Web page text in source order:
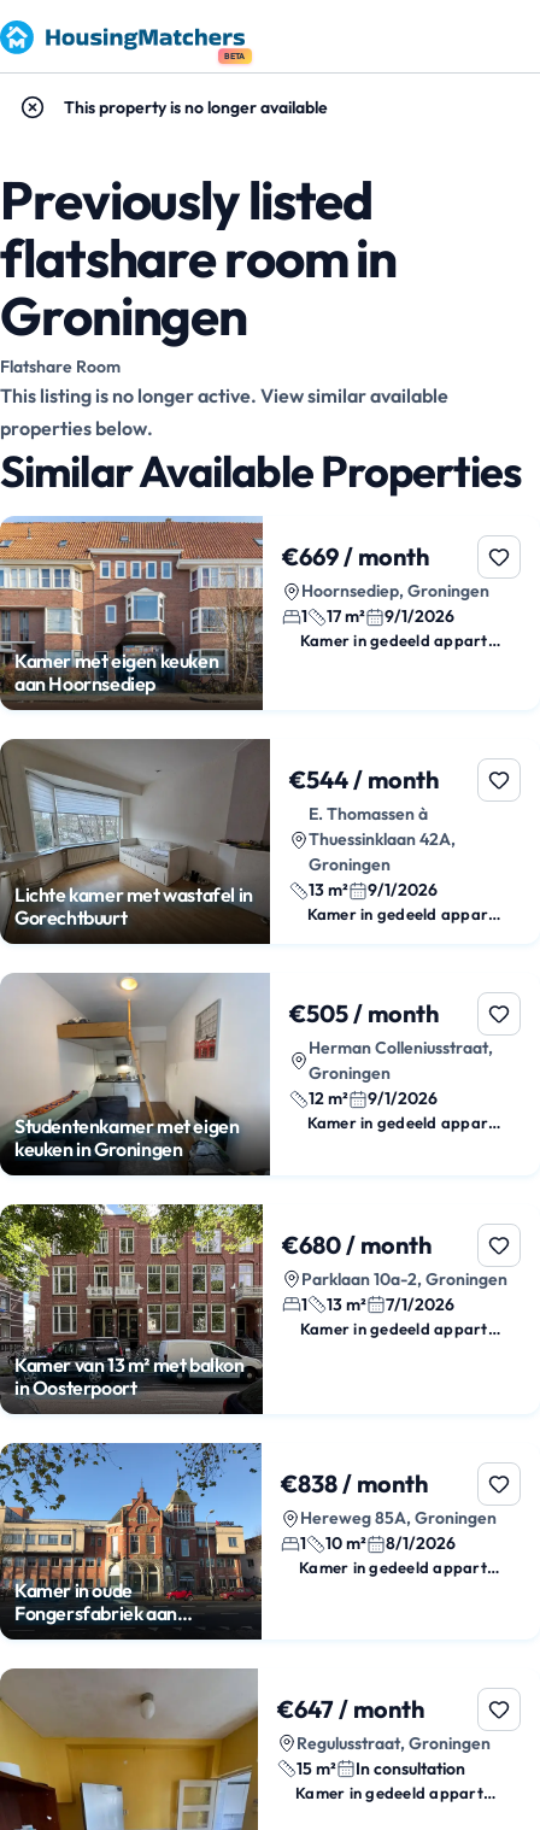
BETA
This property is no longer available
Previously listed
flatshare room in
Groningen
Flatshare Room
This listing is no longer active. View similar available
properties below.
Similar Available Properties
Kamer met eigen keuken
aan Hoornsediep
€669 / month
Hoornsediep, Groningen
1
17 m² 9/1/2026
Kamer in gedeeld appartement
Lichte kamer met wastafel in
Gorechtbuurt
€544 / month
E. Thomassen à
Thuessinklaan 42A,
Groningen
13 m²
9/1/2026
Kamer in gedeeld appartement
Studentenkamer met eigen
keuken in Groningen
€505 / month
Herman Colleniusstraat,
Groningen
12 m²
9/1/2026
Kamer in gedeeld appartement
Kamer van 13 m² met balkon
in Oosterpoort
€680 / month
Parklaan 10a-2, Groningen
1
13 m² 7/1/2026
Kamer in gedeeld appartement
Kamer in oude
Fongersfabriek aan
Hereweg
€838 / month
Hereweg 85A, Groningen
1
10 m² 8/1/2026
Kamer in gedeeld appartement
€647 / month
Regulusstraat, Groningen
15 m²
In consultation
Kamer in gedeeld appartement